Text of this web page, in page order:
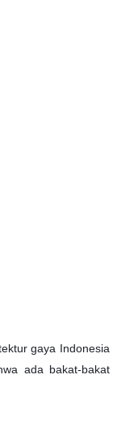
gaya Indonesia
ada bakat-bakat